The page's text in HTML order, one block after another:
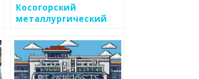
Косогорский
металлургический